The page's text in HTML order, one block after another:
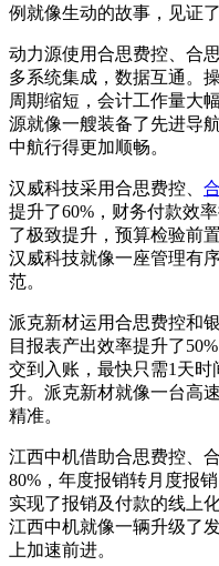
例就像生动的故事，见证
动力源使用合思费控、合
多系统集成，数据互通。
周期缩短，会计工作量大
源就像一艘装备了先进导
中航行得更加顺畅。
汉威科技采用合思费控、
提升了60%，财务付款效
了极致提升，预算检验前
汉威科技就像一座管理有
范。
派克新材运用合思费控和
目报表产出效率提升了
交到入账，最快只需1天
升。派克新材就像一台高
精准。
江西中机借助合思费控、
80%，年度报销转月度报
实现了报销及付款的线上
江西中机就像一辆升级了
上加速前进。